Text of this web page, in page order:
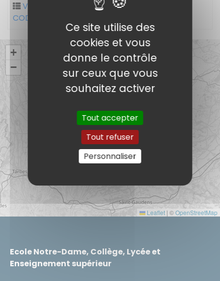
Vie sur le Campus
Banque Alimentaire
CODIEL
+
−
Leaflet | ©OpenStreetMap
Ecole Notre-Dame, Collège, Lycée et
Enseignement supérieur
Ce site utilise des
cookies et vous
donne le contrôle
sur ceux que vous
souhaitez activer
Tout accepter
Tout refuser
Personnaliser